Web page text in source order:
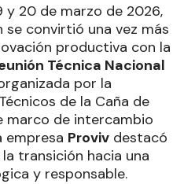
y 20 de marzo de 2026,
se convirtió una vez más
productiva con la
Técnica Nacional
por la
de la Caña de
marco de intercambio
empresa Proviv destacó
transición hacia una
y responsable.